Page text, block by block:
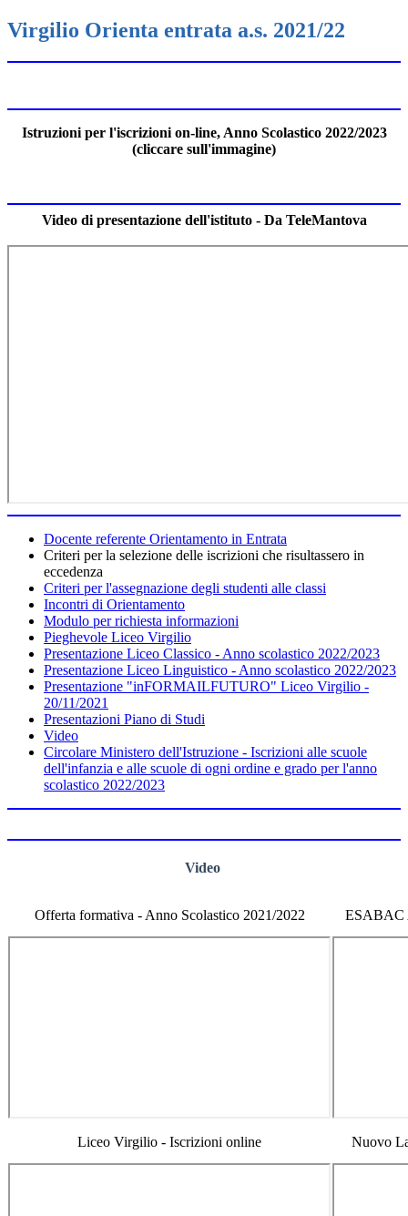
Virgilio Orienta entrata a.s. 2021/22
Istruzioni per l'iscrizioni on-line, Anno Scolastico 2022/2023
(cliccare sull'immagine)
Video di presentazione dell'istituto - Da TeleMantova
Docente referente Orientamento in Entrata
Criteri per la selezione delle iscrizioni che risultassero in
eccedenza
Criteri per l'assegnazione degli studenti alle classi
Incontri di Orientamento
Modulo per richiesta informazioni
Pieghevole Liceo Virgilio
Presentazione Liceo Classico - Anno scolastico 2022/2023
Presentazione Liceo Linguistico - Anno scolastico 2022/2023
Presentazione "inFORMAILFUTURO" Liceo Virgilio -
20/11/2021
Presentazioni Piano di Studi
Video
Circolare Ministero dell'Istruzione - Iscrizioni alle scuole
dell'infanzia e alle scuole di ogni ordine e grado per l'anno
scolastico 2022/2023
Video
Offerta formativa - Anno Scolastico 2021/2022 ESABAC
Liceo Virgilio - Iscrizioni online Nuovo